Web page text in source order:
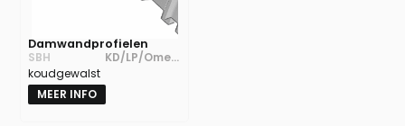
Damwandprofielen
SBH
KD/LP/Omeg
koudgewalst
MEER INFO